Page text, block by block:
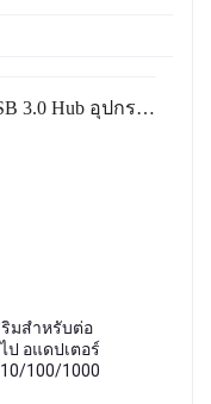
ข้อมูลเฉพาะของ Lan Adapte USB 3.0 Hub อุปกรณ์เสริมสำหรับต่อสายแลนคอมพิวเตอร์ โน๊ตบุ๊ค PC ทั่วไป อแดปเตอร์อีเธอร์เน็ต RJ45 Lan Gigabit ขนาด 10/100/1000 Mbps
ริมสำหรับต่อ
ป อแดปเตอร์
100/1000